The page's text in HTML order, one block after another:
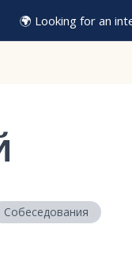
🌍 Looking for an
Собеседования